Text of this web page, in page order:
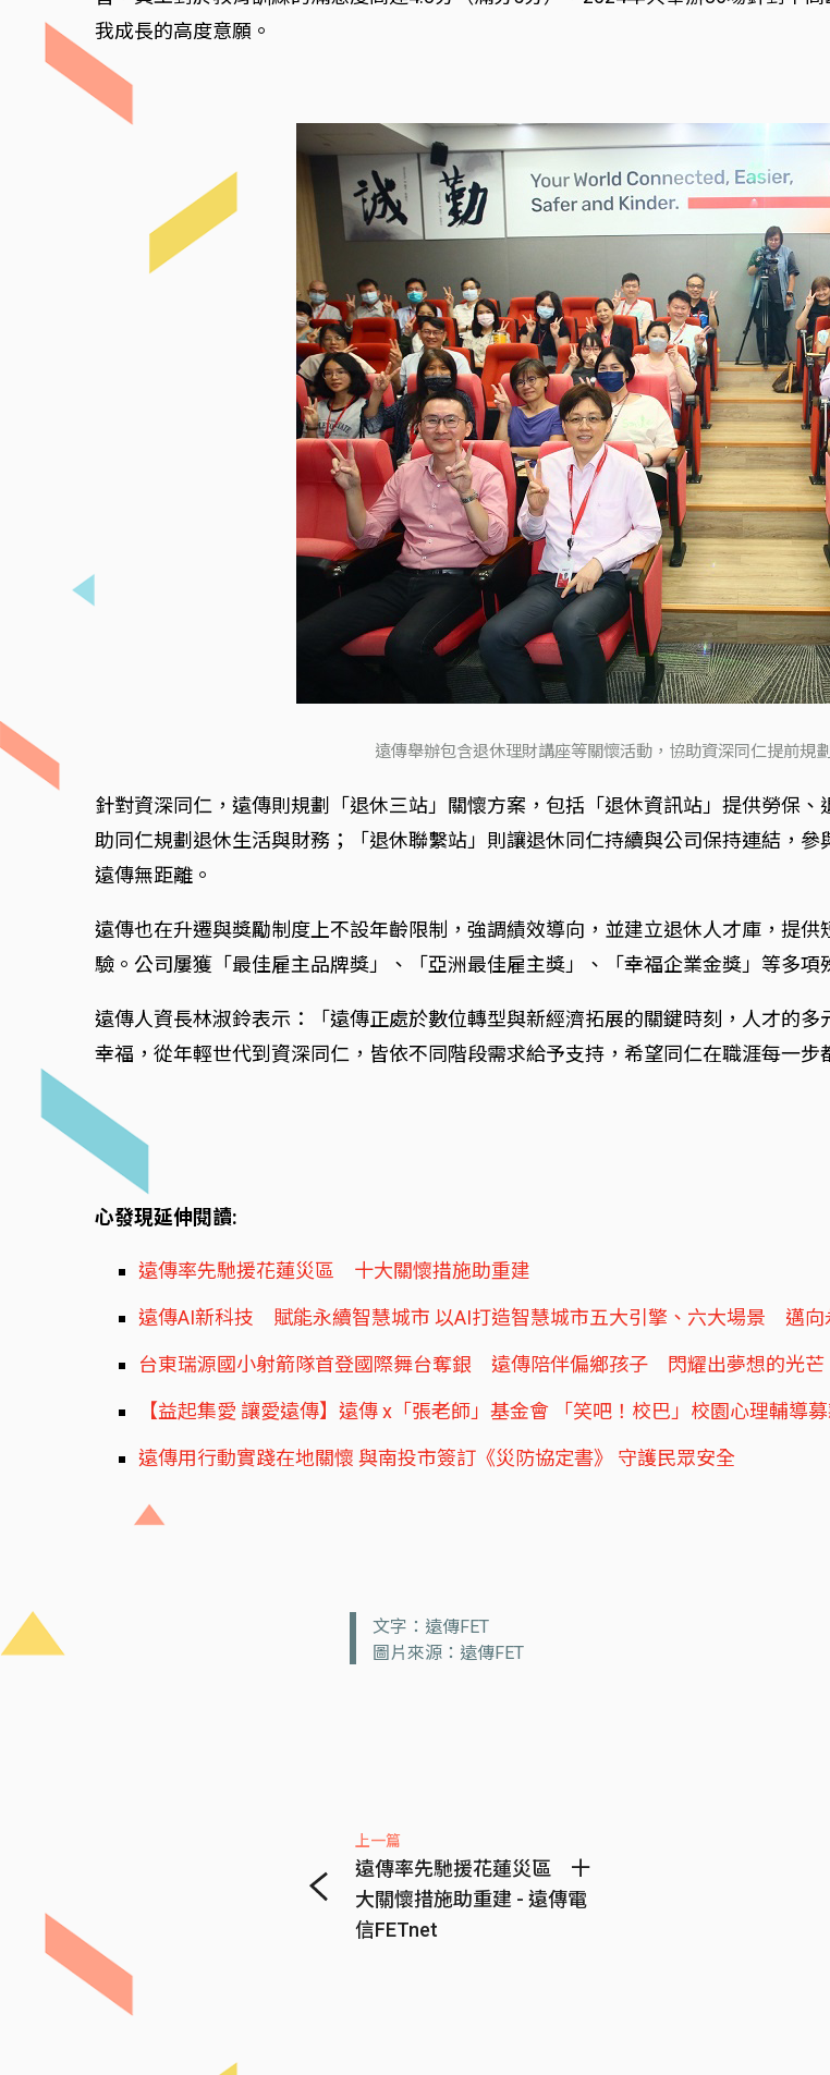
我成長的高度意願。
遠傳舉辦包含退休理財講座等關懷活動，協助資深同仁提前規
針對資深同仁，遠傳則規劃「退休三站」關懷方案，包括「退休資訊站」提供勞保
助同仁規劃退休生活與財務；「退休聯繫站」則讓退休同仁持續與公司保持連結，
遠傳無距離。
遠傳也在升遷與獎勵制度上不設年齡限制，強調績效導向，並建立退休人才庫，提
驗。公司屢獲「最佳雇主品牌獎」、「亞洲最佳雇主獎」、「幸福企業金獎」等多
遠傳人資長林淑鈴表示：「遠傳正處於數位轉型與新經濟拓展的關鍵時刻，人才的
幸福，從年輕世代到資深同仁，皆依不同階段需求給予支持，希望同仁在職涯每一步
心發現延伸閱讀:
遠傳率先馳援花蓮災區 十大關懷措施助重建
遠傳AI新科技 賦能永續智慧城市 以AI打造智慧城市五大引擎、六大場景 邁向
台東瑞源國小射箭隊首登國際舞台奪銀 遠傳陪伴偏鄉孩子 閃耀出夢想的光芒
【益起集愛 讓愛遠傳】遠傳 x「張老師」基金會 「笑吧！校巴」校園心理輔導
遠傳用行動實踐在地關懷 與南投市簽訂《災防協定書》 守護民眾安全
文字：遠傳FET
圖片來源：遠傳FET
上一篇
遠傳率先馳援花蓮災區 十
大關懷措施助重建 - 遠傳電
信FETnet